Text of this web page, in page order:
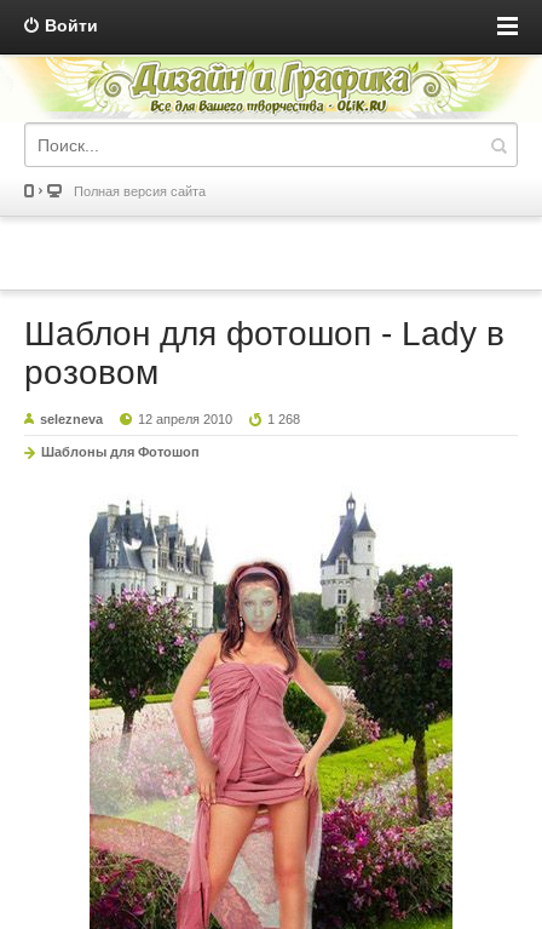
Войти
Полная версия сайта
Шаблон для фотошоп - Lady в
розовом
selezneva 12 апреля 2010 1 268
Шаблоны для Фотошоп